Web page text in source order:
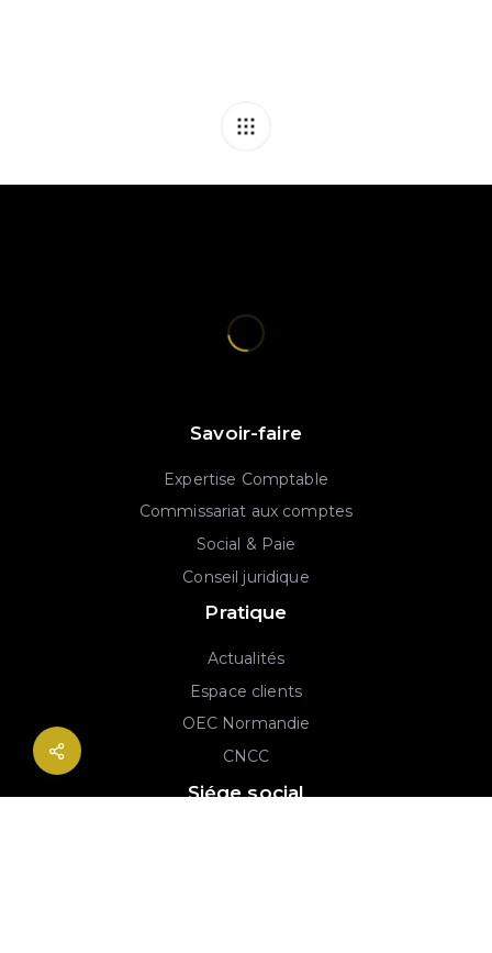
Savoir-faire
Expertise Comptable
Commissariat aux comptes
Social & Paie
Conseil juridique
Pratique
Actualités
Espace clients
OEC Normandie
CNCC
Siége social